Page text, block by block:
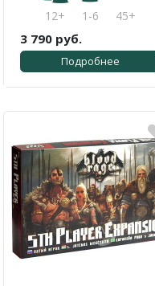
12+ 1-6 45+
3 790 руб.
Подробнее